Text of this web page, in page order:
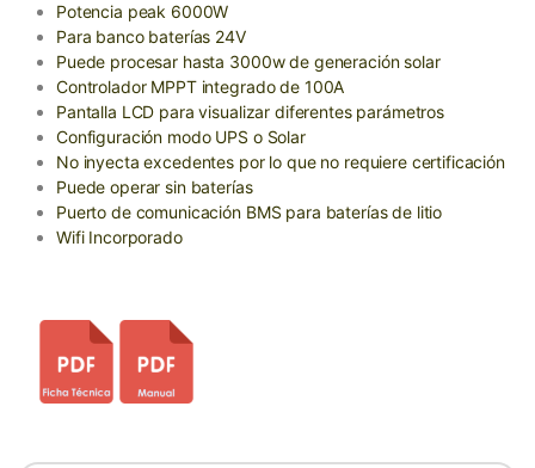
Potencia peak 6000W
Para banco baterías 24V
Puede procesar hasta 3000w de generación solar
Controlador MPPT integrado de 100A
Pantalla LCD para visualizar diferentes parámetros
Configuración modo UPS o Solar
No inyecta excedentes por lo que no requiere certificación
Puede operar sin baterías
Puerto de comunicación BMS para baterías de litio
Wifi Incorporado